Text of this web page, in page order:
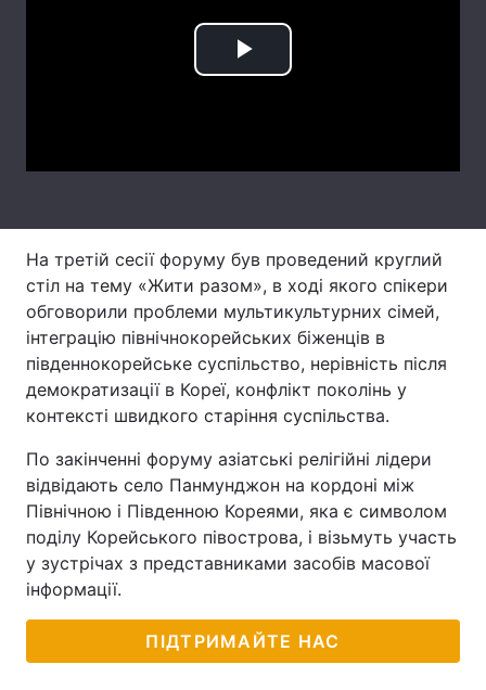
Думки
Вакансії
Послуги
Тема оформлення
Play
На третій сесії форуму був проведений круглий
стіл на тему «Жити разом», в ході якого спікери
обговорили проблеми мультикультурних сімей,
інтеграцію північнокорейських біженців в
південнокорейське суспільство, нерівність після
демократизації в Кореї, конфлікт поколінь у
контексті швидкого старіння суспільства.
По закінченні форуму азіатські релігійні лідери
відвідають село Панмунджон на кордоні між
Північною і Південною Кореями, яка є символом
поділу Корейського півострова, і візьмуть участь
у зустрічах з представниками засобів масової
інформації.
ПІДТРИМАЙТЕ НАС